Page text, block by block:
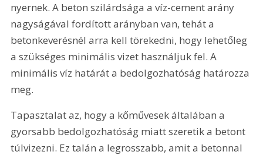
nyernek. A beton szilárdsága a víz-cement arány
nagyságával fordított arányban van, tehát a
betonkeverésnél arra kell törekedni, hogy lehetőleg
a szükséges minimális vizet használjuk fel. A
minimális víz határát a bedolgozhatóság határozza
meg.
Tapasztalat az, hogy a kőművesek általában a
gyorsabb bedolgozhatóság miatt szeretik a betont
túlvizezni. Ez talán a legrosszabb, amit a betonnal